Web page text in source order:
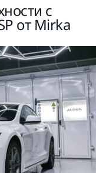
с
от Mirka